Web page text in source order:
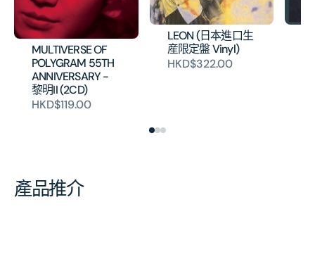
MULTIVERSE OF
POLYGRAM 55TH
ANNIVERSARY -
黎明II (2CD)
HKD$119.00
LEON (日本進口生
産限定盤 Vinyl)
HKD$322.00
產品推介